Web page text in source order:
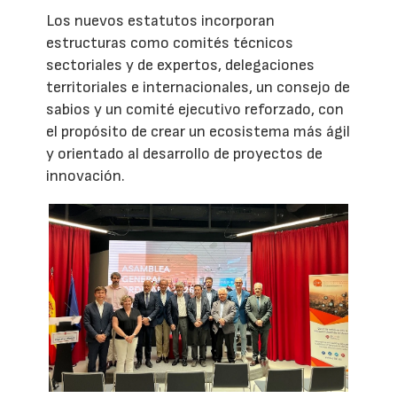
Los nuevos estatutos incorporan
estructuras como comités técnicos
sectoriales y de expertos, delegaciones
territoriales e internacionales, un consejo de
sabios y un comité ejecutivo reforzado, con
el propósito de crear un ecosistema más ágil
y orientado al desarrollo de proyectos de
innovación.